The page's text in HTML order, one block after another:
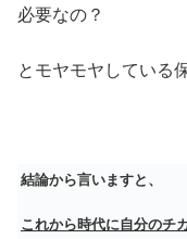
必要なの？
とモヤモヤしている
結論から言いますと、
これから時代に自分のチ